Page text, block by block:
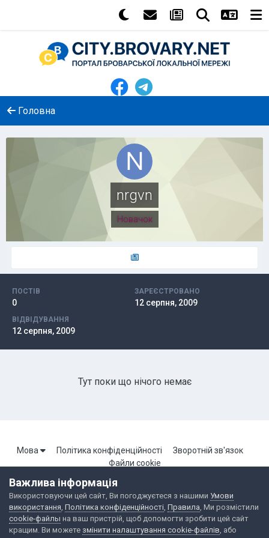
Головна
nrgvn
Новачок
ПОСТІВ
0
ЗАРЕЄСТРОВАНО
12 серпня, 2009
ВІДВІДУВАННЯ
12 серпня, 2009
Тут поки що нічого немає
Мова Політика конфіденційності
Зворотній зв'язок
Файли cookie
Портал Броварської локальної мережі. Всі права захищені.
Powered by Invision Community
Важлива інформація
Використовуючи цей сайт, Ви погоджуєтеся з нашими Умови
використання Політика конфіденційності Правила , Ми розмістили
cookie-файлы на ваш пристрій, щоб допомогти зробити цей сайт
кращим. Ви можете змінити налаштування cookie-файлів , або